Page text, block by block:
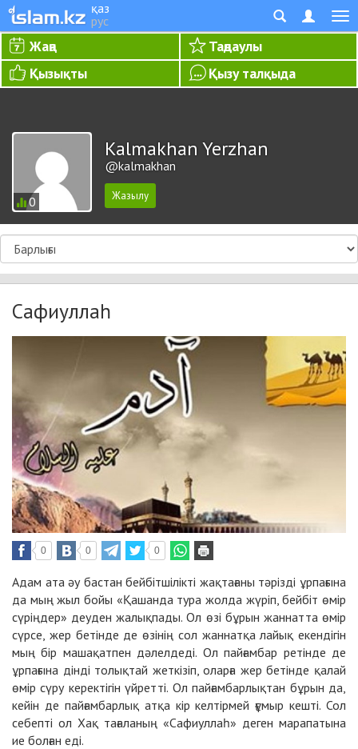
қаз
рус
Жаңа
Таңдаулы
Қызықты
Қызу талқыда
0
Kalmakhan Yerzhan
@kalmakhan
Сафиуллаһ
0 0 0
Адам ата әу бастан бейбітшілікті жақтағаны тәрізді ұрпағына
да мың жыл бойы «Қашанда тура жолда жүріп, бейбіт өмір
сүріңдер» деуден жалықпады. Ол өзі бұрын жаннатта өмір
сүрсе, жер бетінде де өзінің сол жаннатқа лайық екендігін
мың бір машақатпен дәлелдеді. Ол пайғамбар ретінде де
ұрпағына дінді толықтай жеткізіп, оларға жер бетінде қалай
өмір сүру керектігін үйретті. Ол пайғамбарлықтан бұрын да,
кейін де пайғамбарлық атқа кір келтірмей ғұмыр кешті. Сол
себепті ол Хақ тағаланың «Сафиуллаһ» деген марапатына
ие болған еді.